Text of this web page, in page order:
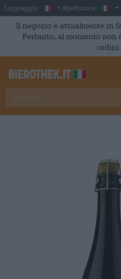
Skip to main content
Linguaggio: Italian
Spedizione:
Il negozio è attualmente in
Pertanto, al momento non
ordini.